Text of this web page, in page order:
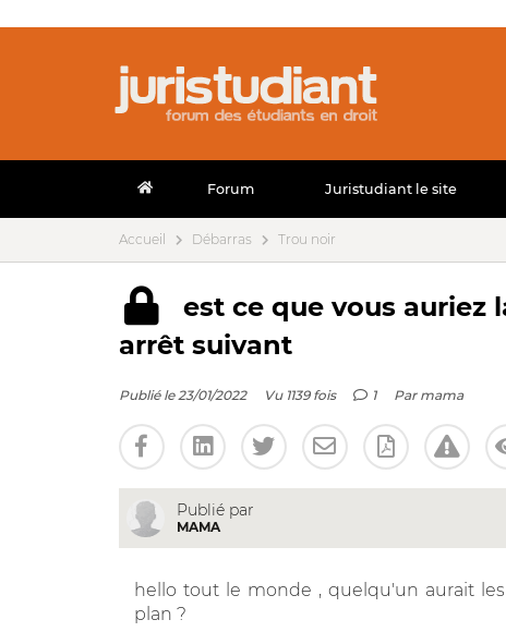
Forum Juristudiant le site
Accueil Débarras Trou noir
est ce que vous auriez
arrêt suivant
Publié le 23/01/2022 Vu 1139 fois 1 Par mama
Publié par
MAMA
hello tout le monde , quelqu'un aurait
plan ?